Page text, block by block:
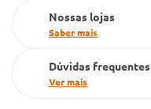
Nossas lojas
Saber mais
Dúvidas frequentes
Ver mais